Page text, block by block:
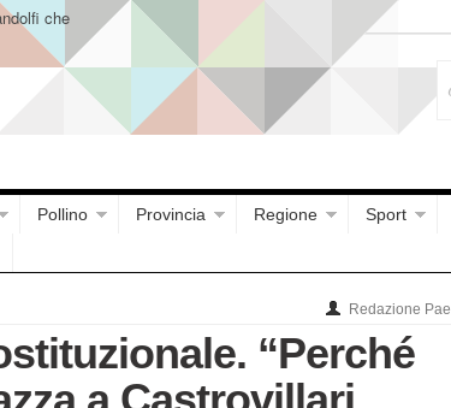
che
Pollino Provincia Regione
Sport
Redazione
“Perché